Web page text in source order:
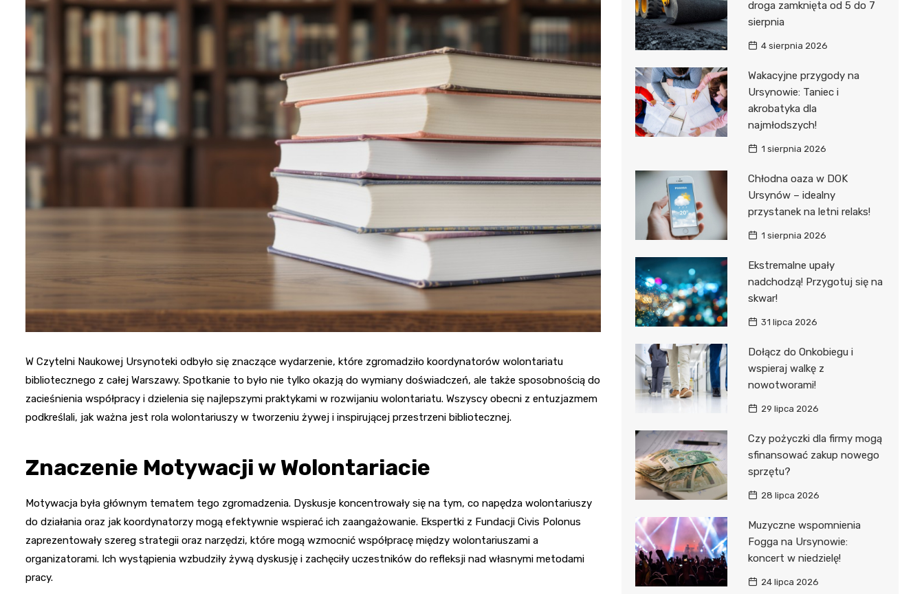
Kosmetyczka
W Czytelni Naukowej Ursynoteki odbyło się znaczące wydarzenie, które zgromadziło koordynatorów wolontariatu
bibliotecznego z całej Warszawy. Spotkanie to było nie tylko okazją do wymiany doświadczeń, ale także sposobnością do
zacieśnienia współpracy i dzielenia się najlepszymi praktykami w rozwijaniu wolontariatu. Wszyscy obecni z entuzjazmem
podkreślali, jak ważna jest rola wolontariuszy w tworzeniu żywej i inspirującej przestrzeni bibliotecznej.
Znaczenie Motywacji w Wolontariacie
Motywacja była głównym tematem tego zgromadzenia. Dyskusje koncentrowały się na tym, co napędza wolontariuszy
do działania oraz jak koordynatorzy mogą efektywnie wspierać ich zaangażowanie. Ekspertki z Fundacji Civis Polonus
zaprezentowały szereg strategii oraz narzędzi, które mogą wzmocnić współpracę między wolontariuszami a
organizatorami. Ich wystąpienia wzbudziły żywą dyskusję i zachęciły uczestników do refleksji nad własnymi metodami
pracy.
droga zamknięta od 5 do 7
sierpnia
4 sierpnia 2026
Wakacyjne przygody na
Ursynowie: Taniec i
akrobatyka dla
najmłodszych!
1 sierpnia 2026
Chłodna oaza w DOK
Ursynów – idealny
przystanek na letni relaks!
1 sierpnia 2026
Ekstremalne upały
nadchodzą! Przygotuj się na
skwar!
31 lipca 2026
Dołącz do Onkobiegu i
wspieraj walkę z
nowotworami!
29 lipca 2026
Czy pożyczki dla firmy mogą
sfinansować zakup nowego
sprzętu?
28 lipca 2026
Muzyczne wspomnienia
Fogga na Ursynowie:
koncert w niedzielę!
24 lipca 2026